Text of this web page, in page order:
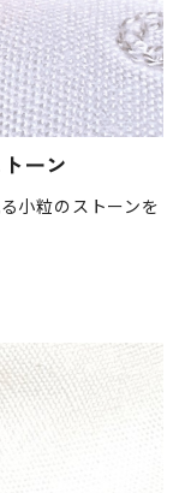
ーン
小粒のストーンを